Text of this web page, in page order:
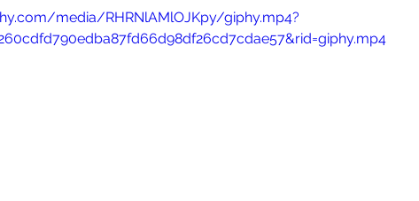
media/RHRNlAMlOJKpy/giphy.mp4?